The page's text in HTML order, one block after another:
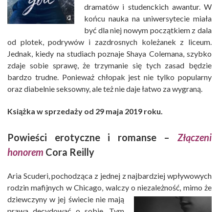
dramatów i studenckich awantur. W
końcu nauka na uniwersytecie miała
być dla niej nowym początkiem z dala
od plotek, podrywów i zazdrosnych koleżanek z liceum.
Jednak, kiedy na studiach poznaje Shaya Colemana, szybko
zdaje sobie sprawę, że trzymanie się tych zasad będzie
bardzo trudne. Ponieważ chłopak jest nie tylko popularny
oraz diabelnie seksowny, ale też nie daje łatwo za wygraną.
Książka w sprzedaży od 29 maja 2019 roku.
Powieści erotyczne i romanse – Złączeni
honorem Cora Reilly
Aria Scuderi, pochodząca z jednej z najbardziej wpływowych
rodzin mafijnych w Chicago, walczy o niezależność, mimo że
dziewczyny w jej świecie nie mają